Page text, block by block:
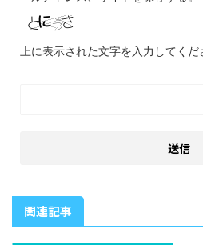
上に表示された文字を入力してくだ
関連記事